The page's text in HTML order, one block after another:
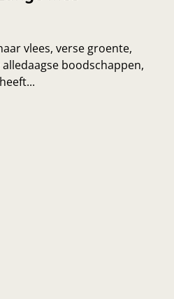
vlees, verse groente,
boodschappen,